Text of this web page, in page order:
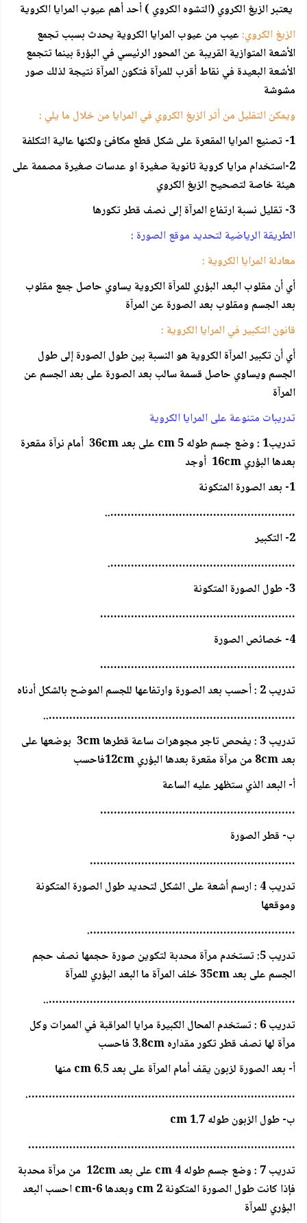
يعتبر الزيغ الكروي (التشوه الكروي ) أحد أهم عيوب المرايا الكروية
الزيغ الكروي:عيب من عيوب المرايا الكروية يحدث بسبب تجمع
الأشعة المتوازية القريبة عن المحور الرئيسي في البؤرة بينما تتجمع
الأشعة البعيدة في نقاط أقرب للمرآة فتكون المرآة نتيجة لذلك صور
مشوشة
ويمكن التقليل من أثر الزيغ الكروي في المرايا من خلال ما يلي :
1- تصنيع المرايا المقعرة على شكل قطع مكافئ ولكنها عالية التكلفة
2-استخدام مرايا كروية ثانوية صغيرة او عدسات صغيرة مصممة على
هيئة خاصة لتصحيح الزيغ الكروي
3- تقليل نسبة ارتفاع المرآة إلى نصف قطر تكورها
الطريقة الرياضية لتحديد موقع الصورة :
معادلة المرايا الكروية :
أي أن مقلوب البعد البؤري للمرآة الكروية يساوي حاصل جمع مقلوب
بعد الجسم ومقلوب بعد الصورة عن المرآة
قانون التكبير في المرايا الكروية :
أي أن تكبير المرآة الكروية هو النسبة بين طول الصورة إلى طول
الجسم ويساوي حاصل قسمة سالب بعد الصورة على بعد الجسم عن
المرآة
تدريبات متنوعة على المرايا الكروية
تدريب1 : وضع جسم طوله 5 cm على بعد 36cm أمام نرآة مقعرة
بعدها البؤري 16cm أوجد
1- بعد الصورة المتكونة
………………………………………………..
2- التكبير
……………………………………………….
3- طول الصورة المتكونة
…………………………………………………
4- خصائص الصورة
…………………………………………………
تدريب 2 : أحسب بعد الصورة وارتفاعها للجسم الموضح بالشكل أدناه
………………………………………………………………..
تدريب 3 : يفحص تاجر مجوهرات ساعة قطرها 3cm بوضعها على
بعد 8cm من مرآة مقعرة بعدها البؤري 12cmفاحسب
أ- البعد الذي ستظهر عليه الساعة
…………………………………………………
ب- قطر الصورة
……………………………………………………
تدريب 4 : ارسم أشعة على الشكل لتحديد طول الصورة المتكونة
وموقعها
…………………………………………………….
تدريب 5: تستخدم مرآة محدبة لتكوين صورة حجمها نصف حجم
الجسم على بعد 35cm خلف المرآة ما البعد البؤري للمرآة
………………………………………………………………..
تدريب 6 : تستخدم المحال الكبيرة مرايا المراقبة في الممرات وكل
مرآة لها نصف قطر تكور مقداره 3.8cm فاحسب
أ- بعد الصورة لزبون يقف أمام المرآة على بعد 6.5 cm منها
…………………………………………………………………….
ب- طول الزبون طوله 1.7 cm
……………………………………………………………………
تدريب 7 : وضع جسم طوله 4 cm على بعد 12cm من مرآة محدبة
فإذا كانت طول الصورة المتكونة 2 cm وبعدها 6-cm احسب البعد
البؤري للمرآة